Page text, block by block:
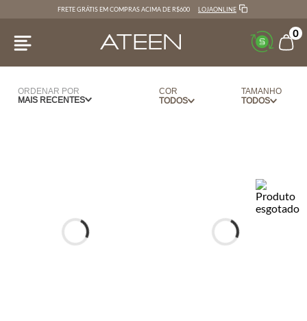
FRETE GRÁTIS EM COMPRAS ACIMA DE R$600 LOJAONLINE
0
ORDENAR POR
MAIS RECENTES
COR TAMANHO
G